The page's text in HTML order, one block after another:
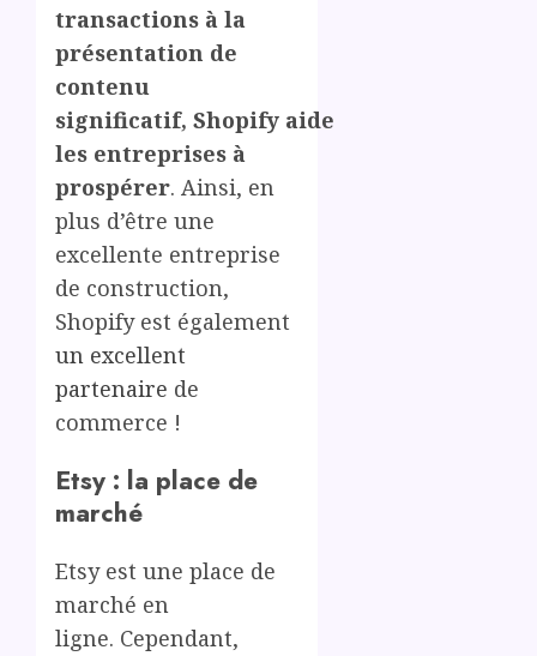
transactions à la
présentation de
contenu
significatif, Shopify aide
les entreprises à
prospérer. Ainsi, en
plus d’être une
excellente entreprise
de construction,
Shopify est également
un excellent
partenaire de
commerce !
Etsy : la place de
marché
Etsy est une place de
marché en
ligne. Cependant,